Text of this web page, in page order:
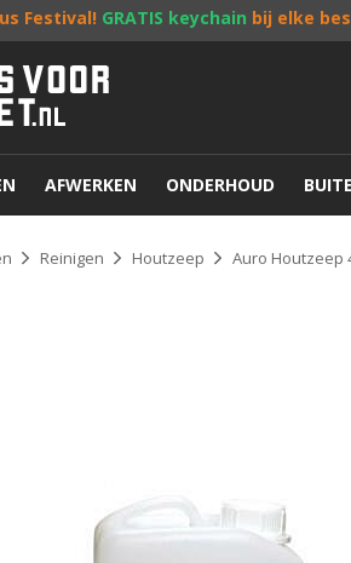
Festival! GRATIS keychain bij elke
AFWERKEN ONDERHOUD
Reinigen Houtzeep Auro Houtzeep